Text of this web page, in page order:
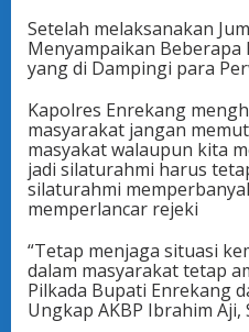
Setelah melaksanakan
Menyampaikan Beberapa
yang di Dampingi para
Kapolres Enrekang
masyarakat jangan
masyakat walaupun kita
jadi silaturahmi harus
silaturahmi
memperlancar rejeki
“Tetap menjaga situasi
dalam masyarakat tetap
Pilkada Bupati Enrekang
Ungkap AKBP Ibrahim Aji,